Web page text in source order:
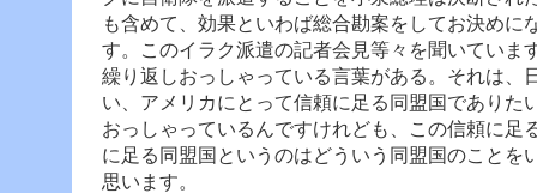
も含めて、効果といわば総合勘案をしてお決めに
す。
このイラク派遣の記者会見等々を聞いていま
繰り返しおっしゃっている言葉がある。それは、
い、アメリカにとって信頼に足る同盟国でありた
おっしゃっているんですけれども、この信頼に足
に足る同盟国というのはどういう同盟国のことを
思います。